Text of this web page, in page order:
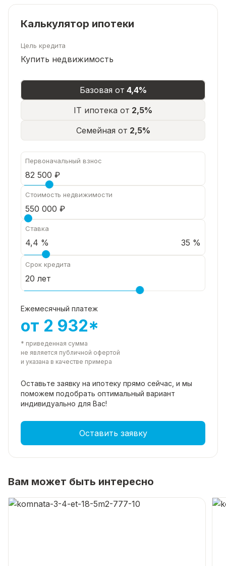
Калькулятор ипотеки
Цель кредита
Купить недвижимость
Базовая от 4,4%
IT ипотека от 2,5%
Семейная от 2,5%
Первоначальный взнос
Стоимость недвижимости
Ставка
35 %
Срок кредита
Ежемесячный платеж
от 2 932*
* приведенная сумма
не является публичной офертой
и указана в качестве примера
Оставьте заявку на ипотеку прямо сейчас, и мы
поможем подобрать оптимальный вариант
индивидуально для Вас!
Оставить заявку
Вам может быть интересно